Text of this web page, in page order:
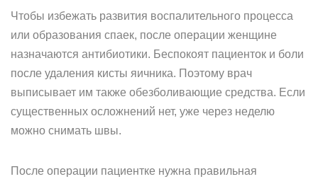
Чтобы избежать развития воспалительного процесса
или образования спаек, после операции женщине
назначаются антибиотики. Беспокоят пациенток и боли
после удаления кисты яичника. Поэтому врач
выписывает им также обезболивающие средства. Если
существенных осложнений нет, уже через неделю
можно снимать швы.
После операции пациентке нужна правильная